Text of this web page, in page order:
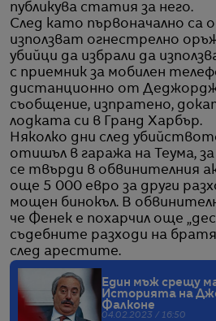
публикува статия за него.
След като първоначално са
използват огнестрелно
убийци да избрали да
с приемник за мобилен
дистанционно от
съобщение, изпратено,
лодката си в Гранд Харбър.
Няколко дни след
отишъл в гаража на Теума,
се твърди в обвинителния
още 5 000 евро за други
мощен бинокъл. В
че Фенек е похарчил още
съдебните разходи на
след арестите.
Един мъж срещу
Историята на
Фалконе
04.02.2023 / 16:50